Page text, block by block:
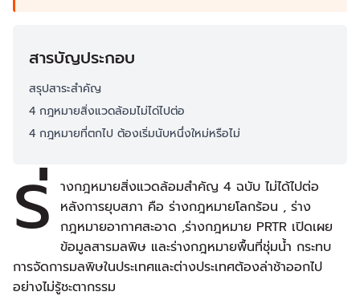
สารบัญประกอบ
สรุปสาระสำคัญ
4 กฎหมายสิ่งแวดล้อมไม่ได่ไปต่อ
4 กฎหมายที่ตกไป ต้องเริ่มนับหนึ่งใหม่หรือไม่
ร่ างกฎหมายสิ่งแวดล้อมสำคัญ 4 ฉบับ ไม่ได้ไปต่อ
หลังการยุบสภา คือ ร่างกฎหมายโลกร้อน , ร่าง
กฎหมายอากาศสะอาด ,ร่างกฎหมาย PRTR เปิดเผย
ข้อมูลสารมลพิษ และร่างกฎหมายพื้นที่ชุ่มน้ำ กระทบ
การจัดการมลพิษในประเทศและต่างประเทศต้องล่าช้าออกไป
อย่างไม่รู้ชะตากรรม